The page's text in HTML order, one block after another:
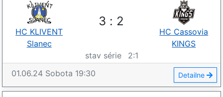
3 : 2
HC KLIVENT
Slanec
HC Cassovia
KINGS
stav série
2:1
01.06.24 Sobota 19:30 Detailne